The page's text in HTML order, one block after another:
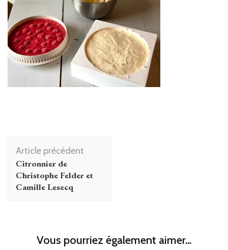
Navigation
d'article
Article précédent
Citronnier de
Christophe Felder et
Camille Lesecq
Vous pourriez également aimer...